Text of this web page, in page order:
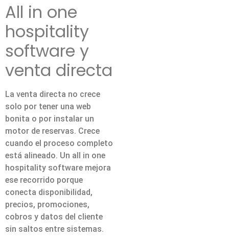
All in one
hospitality
software y
venta directa
La venta directa no crece
solo por tener una web
bonita o por instalar un
motor de reservas. Crece
cuando el proceso completo
está alineado. Un all in one
hospitality software mejora
ese recorrido porque
conecta disponibilidad,
precios, promociones,
cobros y datos del cliente
sin saltos entre sistemas.